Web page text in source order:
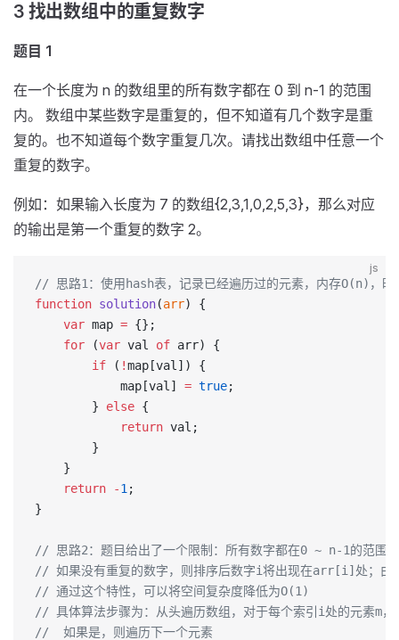
3 找出数组中的重复数字
题目 1
在一个长度为 n 的数组里的所有数字都在 0 到 n-1 的范围
内。 数组中某些数字是重复的，但不知道有几个数字是重
复的。也不知道每个数字重复几次。请找出数组中任意一个
重复的数字。
例如：如果输入长度为 7 的数组{2,3,1,0,2,5,3}，那么对应
的输出是第一个重复的数字 2。
js
// 思路1：使用hash表，记录已经遍历过的元素，内存O(n)，
function solution(arr) {
    var
map = {};
    for
(var val of arr) {
        if
( !map[val]) {
            map[val]
= true;
        }
else {
            return
val;
        }
    }
    return
-1 ;
}
// 思路2：题目给出了一个限制：所有数字都在0 ~ n-1的范围
// 如果没有重复的数字，则排序后数字i将出现在arr[i]处；
// 通过这个特性，可以将空间复杂度降低为O(1)
// 具体算法步骤为：从头遍历数组，对于每个索引i处的元素m
//  如果是，则遍历下一个元素